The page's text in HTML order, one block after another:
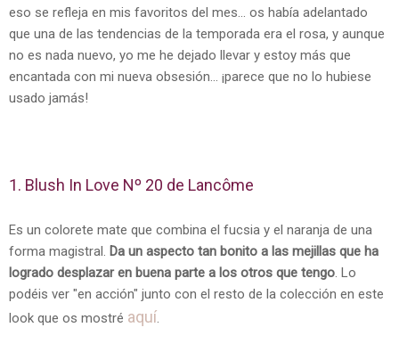
eso se refleja en mis favoritos del mes... os había adelantado
que una de las tendencias de la temporada era el rosa, y aunque
no es nada nuevo, yo me he dejado llevar y estoy más que
encantada con mi nueva obsesión... ¡parece que no lo hubiese
usado jamás!
1. Blush In Love Nº 20 de Lancôme
Es un colorete mate que combina el fucsia y el naranja de una
forma magistral. Da un aspecto tan bonito a las mejillas que ha
logrado desplazar en buena parte a los otros que tengo. Lo
podéis ver "en acción" junto con el resto de la colección en este
look que os mostré aquí.